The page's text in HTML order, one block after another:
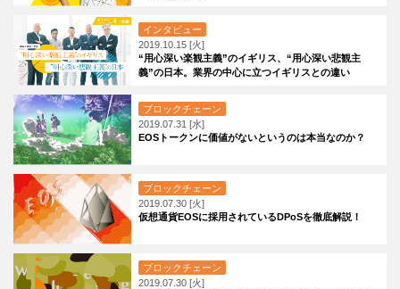
インタビュー
2019.10.15 [火]
“用心深い楽観主義”のイギリス、“用心深い悲観主
義”の日本。業界の中心に立つイギリスとの違い
ブロックチェーン
2019.07.31 [水]
EOSトークンに価値がないというのは本当なのか？
ブロックチェーン
2019.07.30 [火]
仮想通貨EOSに採用されているDPoSを徹底解説！
ブロックチェーン
2019.07.30 [火]